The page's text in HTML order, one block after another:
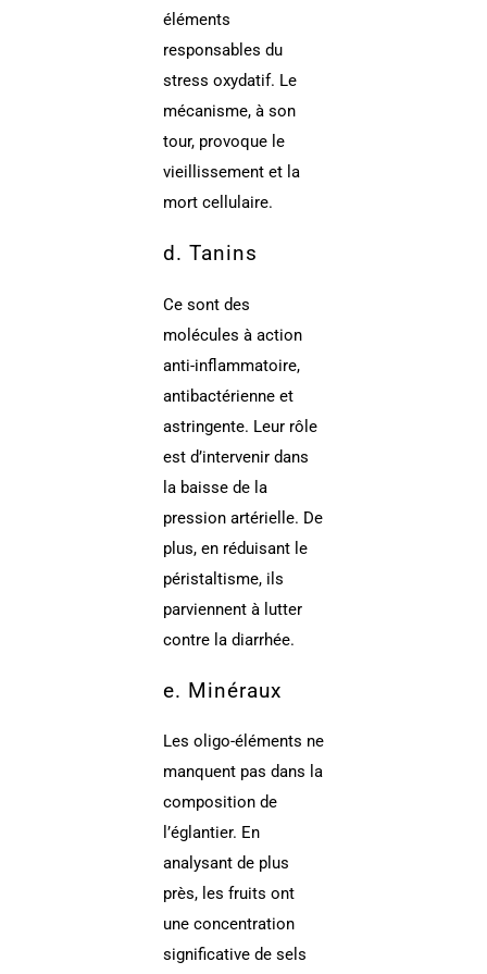
éléments
responsables du
stress oxydatif. Le
mécanisme, à son
tour, provoque le
vieillissement et la
mort cellulaire.
d. Tanins
Ce sont des
molécules à action
anti-inflammatoire,
antibactérienne et
astringente. Leur rôle
est d’intervenir dans
la baisse de la
pression artérielle. De
plus, en réduisant le
péristaltisme, ils
parviennent à lutter
contre la diarrhée.
e. Minéraux
Les oligo-éléments ne
manquent pas dans la
composition de
l’églantier. En
analysant de plus
près, les fruits ont
une concentration
significative de sels